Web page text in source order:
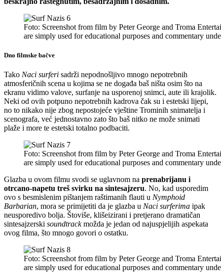
Foto: Screenshot from film by Peter George and Troma
are simply used for educational purposes and commentary
Dno filmske bačve
Tako Naci surferi sadrži nepodnošljivo mnogo nepotrebnih
atmosferičnih scena u kojima se ne događa baš ništa osim što na
ekranu vidimo valove, surfanje na usporenoj snimci, aute ili krajolik.
Neki od ovih potpuno nepotrebnih kadrova čak su i estetski lijepi,
no to nikako nije zbog nepostojeće vještine Trominih snimatelja i
scenografa, već jednostavno zato što baš nitko ne može snimati
plaže i more te estetski totalno podbaciti.
Foto: Screenshot from film by Peter George and Troma
are simply used for educational purposes and commentary
Glazba u ovom filmu svodi se uglavnom na prenabrijanu i
otrcano-napetu treš svirku na sintesajzeru. No, kad usporedim
ovo s besmislenim pištanjem raštimanih flauti u Nymphoid
Barbarian, mora se primijetiti da je glazba u Naci surferima ipak
neusporedivo bolja. Štoviše, klišeizirani i pretjerano dramatičan
sintesajzerski soundtrackmožda je jedan od najuspjelijih aspekata
ovog filma, što mnogo govori o ostatku.
Foto: Screenshot from film by Peter George and Troma
are simply used for educational purposes and commentary